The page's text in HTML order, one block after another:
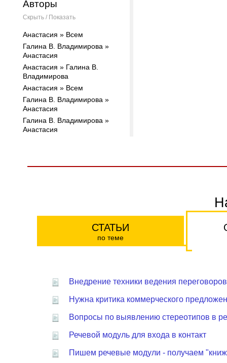
Авторы
Скрыть / Показать
Анастасия » Всем
Галина В. Владимирова »
Анастасия
Анастасия » Галина В.
Владимирова
Анастасия » Всем
Галина В. Владимирова »
Анастасия
Галина В. Владимирова »
Анастасия
СТАТЬИ
по теме
Внедрение техники ведения
Нужна критика коммерческого
Вопросы по выявлению стереотипов в
Речевой модуль для входа в контакт
Пишем речевые модули - получаем